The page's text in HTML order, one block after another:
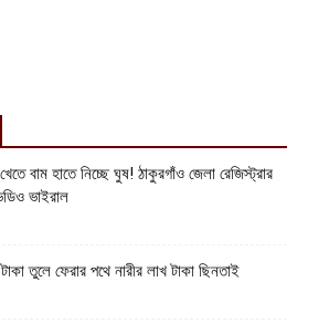
বাম হাতে নিচ্ছে ঘুষ! ঠাকুরগাঁও জেলা রেজিস্ট্রার
ভাইরাল
তুলে ফেরার পথে নারীর লাখ টাকা ছিনতাই